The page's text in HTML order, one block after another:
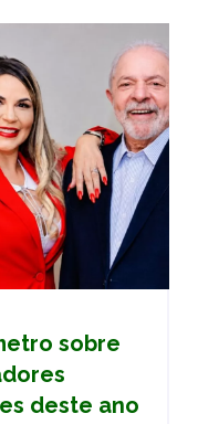
sobre
deste ano